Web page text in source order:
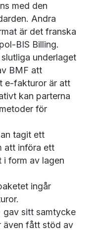
med den
Andra
är det franska
BIS Billing.
underlaget
BMF att
e-fakturor är att
kan parterna
för
tagit ett
att införa ett
i form av lagen
ingår
gav sitt samtycke
även fått stöd av